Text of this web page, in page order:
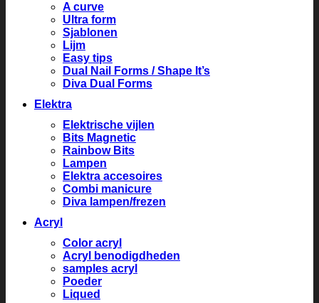
A curve
Ultra form
Sjablonen
Lijm
Easy tips
Dual Nail Forms / Shape It’s
Diva Dual Forms
Elektra
Elektrische vijlen
Bits Magnetic
Rainbow Bits
Lampen
Elektra accesoires
Combi manicure
Diva lampen/frezen
Acryl
Color acryl
Acryl benodigdheden
samples acryl
Poeder
Liqued